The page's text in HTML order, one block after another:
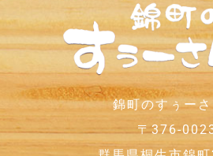
錦町のすぅー
〒376-